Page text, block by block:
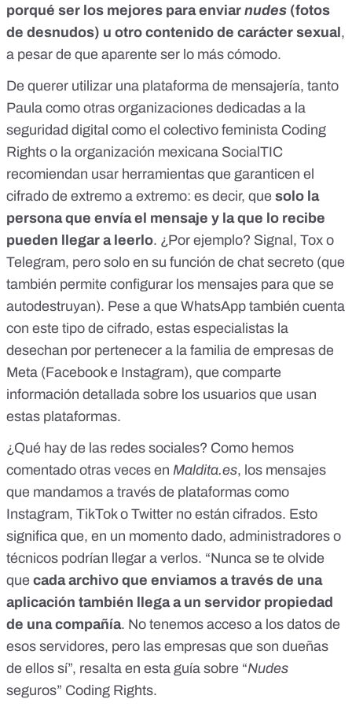
porqué ser los mejores para enviar nudes (fotos
de desnudos) u otro contenido de carácter sexual,
a pesar de que aparente ser lo más cómodo.
De querer utilizar una plataforma de mensajería, tanto
Paula como otras organizaciones dedicadas a la
seguridad digital como el colectivo feminista Coding
Rights o la organización mexicana SocialTIC
recomiendan usar herramientas que garanticen el
cifrado de extremo a extremo: es decir, que solo la
persona que envía el mensaje y la que lo recibe
pueden llegar a leerlo. ¿Por ejemplo? Signal, Tox o
Telegram, pero solo en su función de chat secreto (que
también permite configurar los mensajes para que se
autodestruyan). Pese a que WhatsApp también cuenta
con este tipo de cifrado, estas especialistas la
desechan por pertenecer a la familia de empresas de
Meta (Facebook e Instagram), que comparte
información detallada sobre los usuarios que usan
estas plataformas.
¿Qué hay de las redes sociales? Como hemos
comentado otras veces en Maldita.es, los mensajes
que mandamos a través de plataformas como
Instagram, TikTok o Twitter no están cifrados. Esto
significa que, en un momento dado, administradores o
técnicos podrían llegar a verlos. “Nunca se te olvide
que cada archivo que enviamos a través de una
aplicación también llega a un servidor propiedad
de una compañía. No tenemos acceso a los datos de
esos servidores, pero las empresas que son dueñas
de ellos sí”, resalta en esta guía sobre “Nudes
seguros” Coding Rights.